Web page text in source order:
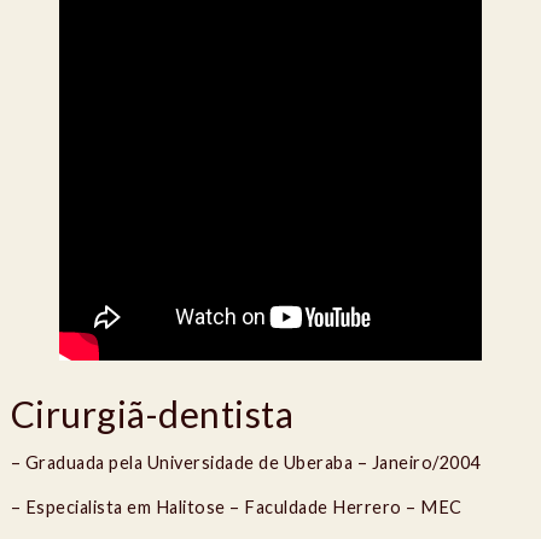
Cirurgiã-dentista
– Graduada pela Universidade de Uberaba – Janeiro/2004
– Especialista em Halitose – Faculdade Herrero – MEC